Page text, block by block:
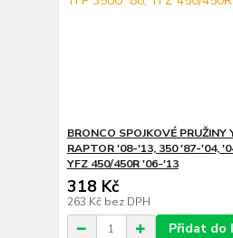
BRONCO SPOJKOVÉ
RAPTOR '08-'13, 350 '87-'04,
YFZ 450/450R '06-'13
318 Kč
263 Kč bez DPH
Přidat do